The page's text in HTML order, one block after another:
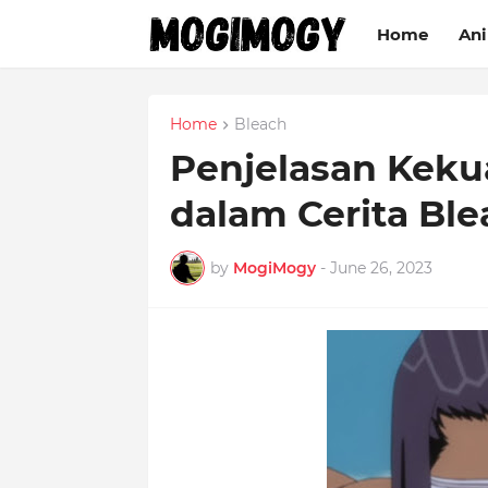
Home
Home Bleach
Penjelasan
dalam Cerita
by MogiMogy - June 26, 2023